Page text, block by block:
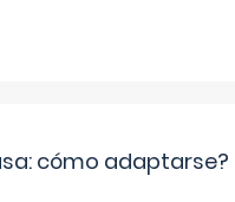
cómo adaptarse?